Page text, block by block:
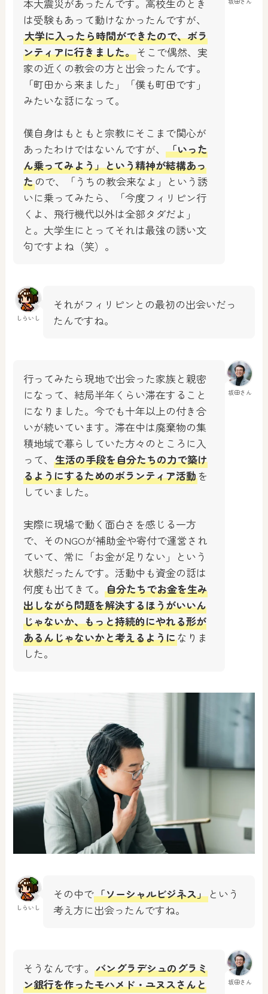
本大震災があったんです。高校生のとき
は受験もあって動けなかったんですが、
大学に入ったら時間ができたので、ボラ
ンティアに行きました。そこで偶然、実
家の近くの教会の方と出会ったんです。
「町田から来ました」「僕も町田です」
みたいな話になって。
僕自身はもともと宗教にそこまで関心が
あったわけではないんですが、「いった
ん乗ってみよう」という精神が結構あっ
たので、「うちの教会来なよ」という誘
いに乗ってみたら、「今度フィリピン行
くよ、飛行機代以外は全部タダだよ」
と。大学生にとってそれは最強の誘い文
句ですよね（笑）。
しらいし
それがフィリピンとの最初の出会いだっ
たんですね。
坂田さん
行ってみたら現地で出会った家族と親密
になって、結局半年くらい滞在すること
になりました。今でも十年以上の付き合
いが続いています。滞在中は廃棄物の集
積地域で暮らしていた方々のところに入
って、生活の手段を自分たちの力で築け
るようにするためのボランティア活動を
していました。
実際に現場で動く面白さを感じる一方
で、そのNGOが補助金や寄付で運営され
ていて、常に「お金が足りない」という
状態だったんです。活動中も資金の話は
何度も出てきて。自分たちでお金を生み
出しながら問題を解決するほうがいいん
じゃないか、もっと持続的にやれる形が
あるんじゃないかと考えるようになりま
した。
しらいし
その中で「ソーシャルビジネス」 という
考え方に出会ったんですね。
坂田さん
そうなんです。バングラデシュのグラミ
ン銀行を作ったモハメド・ユヌスさんと